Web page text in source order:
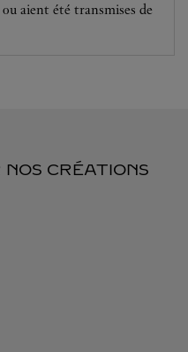
aient été transmises de
CRÉATIONS